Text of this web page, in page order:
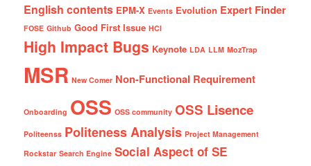
English contents EPM-X Events Evolution Expert Finder
FOSE Github Good First Issue HCI
High Impact Bugs Keynote LDA LLM MozTrap
MSR New Comer Non-Functional Requirement
Onboarding OSS OSS community OSS Lisence
Politeenss Politeness Analysis Project Management
Rockstar Search Engine Social Aspect of SE